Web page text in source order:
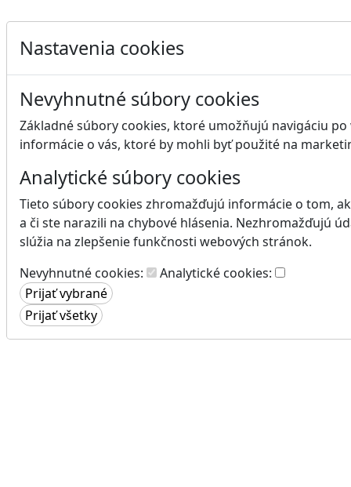
Nastavenia cookies
Nevyhnutné súbory cookies
Základné súbory cookies, ktoré umožňujú navigáciu
informácie o vás, ktoré by mohli byť použité na
Analytické súbory cookies
Tieto súbory cookies zhromažďujú informácie o tom,
a či ste narazili na chybové hlásenia. Nezhromažďujú
slúžia na zlepšenie funkčnosti webových stránok.
Nevyhnutné cookies:
Analytické cookies: